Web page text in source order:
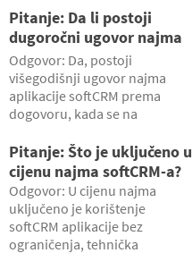
Pitanje: Da li postoji
dugoročni ugovor najma
aplikacije softCRM?
Odgovor: Da, postoji
višegodišnji ugovor najma
aplikacije softCRM prema
dogovoru, kada se na
daju još i dodatni popusti.
Pitanje: Što je uključeno u
cijenu najma softCRM-a?
Odgovor: U cijenu najma
uključeno je korištenje
softCRM aplikacije bez
ograničenja, tehnička